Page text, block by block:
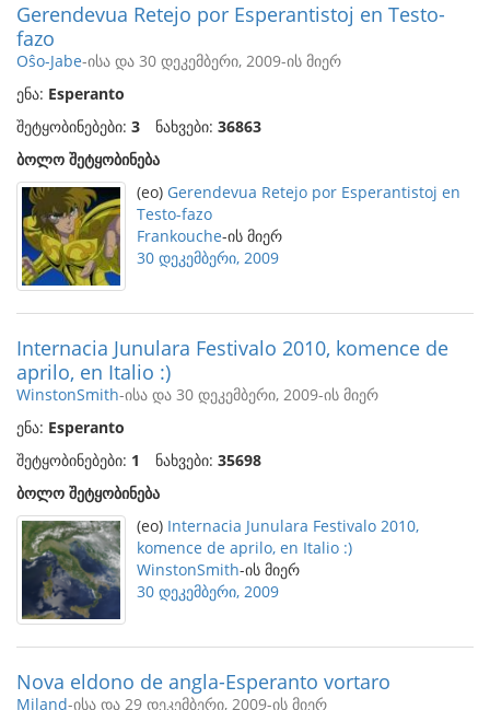
Gerendevua Retejo por Esperantistoj en Testo-
fazo
Oŝo-Jabe-ისა და 30 დეკემბერი, 2009-ის მიერ
ენა: Esperanto
შეტყობინებები: 3 ნახვები: 36863
ბოლო შეტყობინება
(eo) Gerendevua Retejo por Esperantistoj en
Testo-fazo
Frankouche-ის მიერ
30 დეკემბერი, 2009
Internacia Junulara Festivalo 2010, komence de
aprilo, en Italio :)
WinstonSmith-ისა და 30 დეკემბერი, 2009-ის მიერ
ენა: Esperanto
შეტყობინებები: 1 ნახვები: 35698
ბოლო შეტყობინება
(eo) Internacia Junulara Festivalo 2010,
komence de aprilo, en Italio :)
WinstonSmith-ის მიერ
30 დეკემბერი, 2009
Nova eldono de angla-Esperanto vortaro
Miland-ისა და 29 დეკემბერი, 2009-ის მიერ